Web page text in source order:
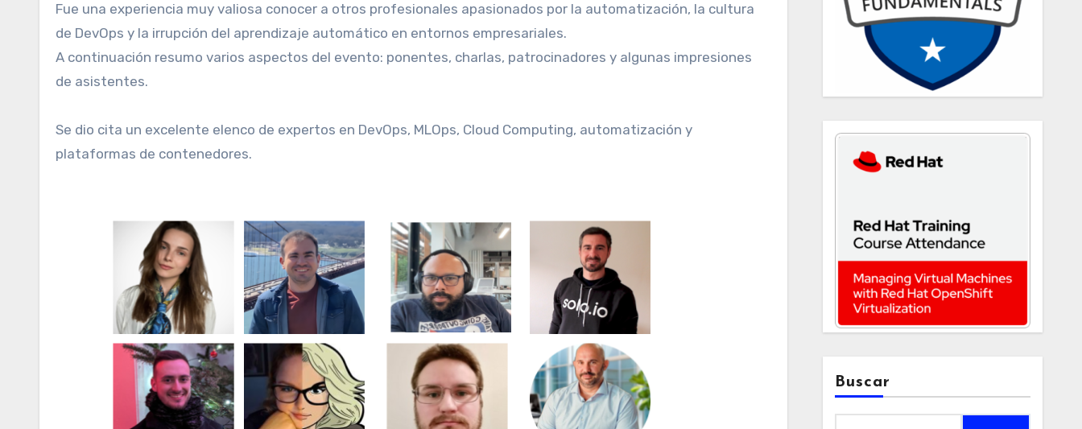
Fue una experiencia muy valiosa conocer a otros profesionales apasionados por la automatización, la cultura
de DevOps y la irrupción del aprendizaje automático en entornos empresariales.
A continuación resumo varios aspectos del evento: ponentes, charlas, patrocinadores y algunas impresiones
de asistentes.
Se dio cita un excelente elenco de expertos en DevOps, MLOps, Cloud Computing, automatización y
plataformas de contenedores.
Buscar